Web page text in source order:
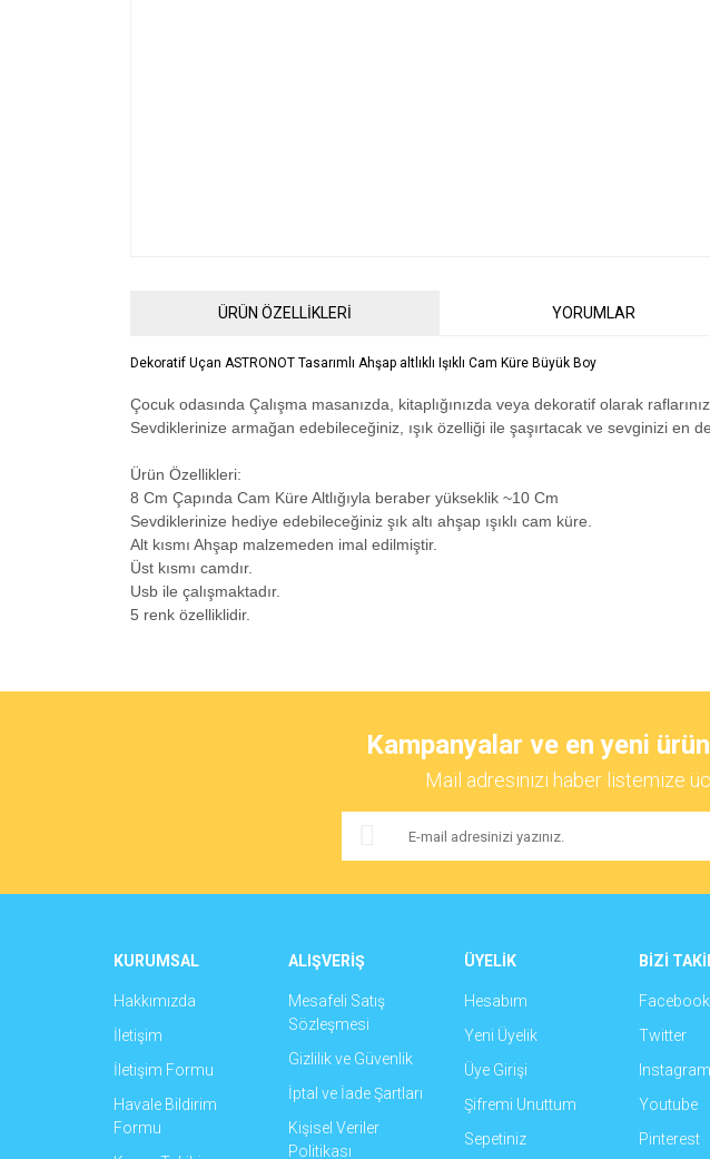
ÜRÜN ÖZELLİKLERİ YORUMLAR
Dekoratif Uçan ASTRONOT Tasarımlı Ahşap altlıklı Işıklı Cam Küre Büyük Boy
Çocuk odasında Çalışma masanızda, kitaplığınızda veya dekoratif olarak
Sevdiklerinize armağan edebileceğiniz, ışık özelliği ile şaşırtacak ve sevginizi
Ürün Özellikleri:
8 Cm Çapında Cam Küre Altlığıyla beraber yükseklik ~10 Cm
Sevdiklerinize hediye edebileceğiniz şık altı ahşap ışıklı cam küre.
Alt kısmı Ahşap malzemeden imal edilmiştir.
Üst kısmı camdır.
Usb ile çalışmaktadır.
5 renk özelliklidir.
Ürün resmi kalitesiz, bozuk veya görüntülenemiyor.
Kampanyalar ve en yeni
Mail adresinizi haber listemize
KURUMSAL
Hakkımızda
İletişim
İletişim Formu
Havale Bildirim
Formu
ALIŞVERİŞ
Mesafeli Satış
Sözleşmesi
Gizlilik ve Güvenlik
İptal ve İade Şartları
Kişisel Veriler
Politikası
ÜYELİK
Hesabım
Yeni Üyelik
Üye Girişi
Şifremi Unuttum
Sepetiniz
BİZİ
Facebook
Twitter
Instagram
Youtube
Pinterest